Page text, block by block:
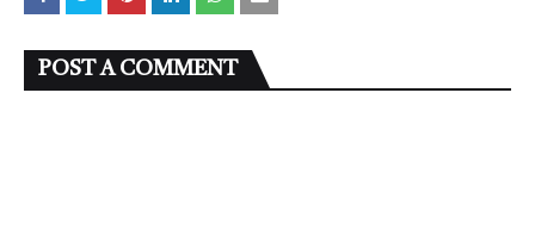
POST A COMMENT